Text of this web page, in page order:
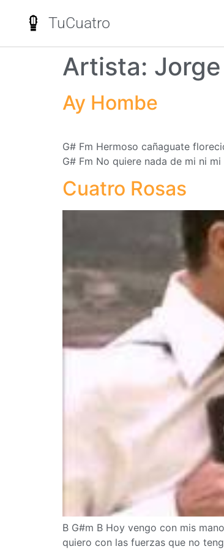
TuCuatro
Artista:
Ay Hombe
G# Fm Hermoso cañaguate
G# Fm No quiere nada de mi ni
Cuatro Rosas
B G#m B Hoy vengo con mis
quiero con las fuerzas que no